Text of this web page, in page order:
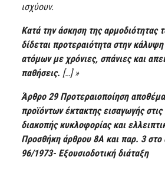
ισχύουν.
Κατά την άσκηση της αρμοδιότητας
δίδεται προτεραιότητα στην
ατόμων με χρόνιες, σπάνιες και
παθήσεις. […] »
Άρθρο 29 Προτεραιοποίηση
προϊόντων έκτακτης εισαγωγής
διακοπής κυκλοφορίας και
Προσθήκη άρθρου 8Α και παρ. 3 στο
96/1973- Εξουσιοδοτική διάταξη